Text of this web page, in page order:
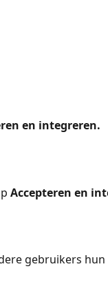
en integreren.
Accepteren en
gebruikers